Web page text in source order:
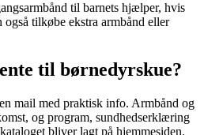
til barnets hjælper, hvis
tilkøbe ekstra armbånd eller
til børnedyrskue?
mail med praktisk info. Armbånd og
og program, sundhedserklæring
bliver lagt på hjemmesiden.